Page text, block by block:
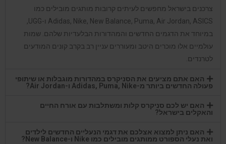
צרכנים בישראל מחפשים לעיתים קרובות מותגים מובילים כמו
Adidas, Nike, New Balance, Puma, Air Jordan, ASICS ו-UGG,
במיוחד את הדגמים החדשים והמהדורות הבלעדיות שלהם. שמות
עולמיים אלו מוכרים היטב ומעוררים עניין רב בקרב קונים המודעים
לטרנדים.
האם אתם מציעים את הסניקרס במהדורות מוגבלות או שיתופי
פעולה החדשים ביותר מ-Adidas, Puma, Nike ו-Air Jordan?
האם יש לכם סניקרס קלות ומשתלבות עם אורח החיים
והאקלים בישראל?
האם ניתן למצוא אצלכם את דגמי הנעליים החדשים לילדים
ואת נעלי הספורט ממותגים מובילים כמו Nike ו-New Balance?